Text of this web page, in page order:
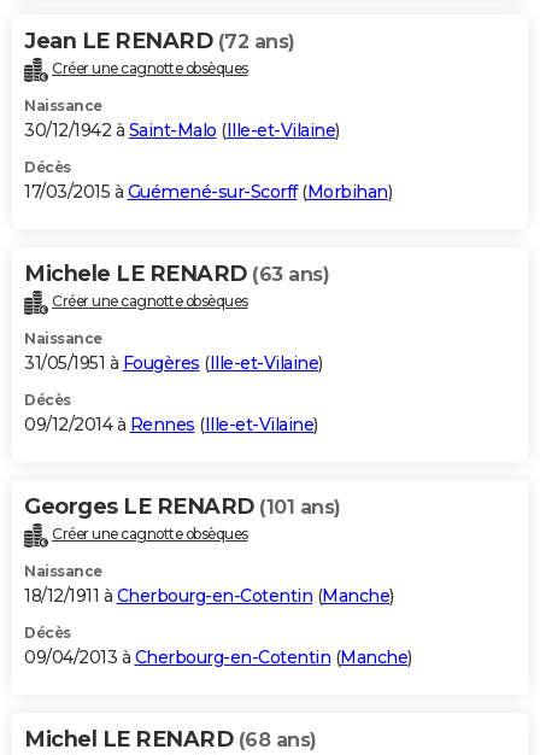
Jean LE RENARD (72 ans)
Créer une cagnotte obsèques
Naissance
30/12/1942 à Saint-Malo (Ille-et-Vilaine)
Décès
17/03/2015 à Guémené-sur-Scorff(Morbihan)
Michele LE RENARD (63 ans)
Créer une cagnotte obsèques
Naissance
31/05/1951 à Fougères (Ille-et-Vilaine)
Décès
09/12/2014 à Rennes (Ille-et-Vilaine)
Georges LE RENARD (101 ans)
Créer une cagnotte obsèques
Naissance
18/12/1911 à Cherbourg-en-Cotentin (Manche)
Décès
09/04/2013 à Cherbourg-en-Cotentin (Manche)
Michel LE RENARD (68 ans)